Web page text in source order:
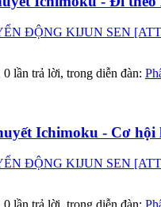
ĐỘNG KIJUN SEN
0 lần trả lời, trong diễn đàn:
Ichimoku - Cơ hội
ĐỘNG KIJUN SEN
0 lần trả lời, trong diễn đàn: